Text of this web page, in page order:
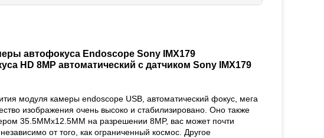
автофокуса Endoscope Sony IMX179
HD 8MP автоматический с датчиком Sony IMX179
модуля камеры endoscope USB, автоматический фокус, мега
изображения очень высоко и стабилизировано. Оно также
35.5MMx12.5MM на разрешении 8MP, вас может почти
от того, как ограниченный космос. Другое